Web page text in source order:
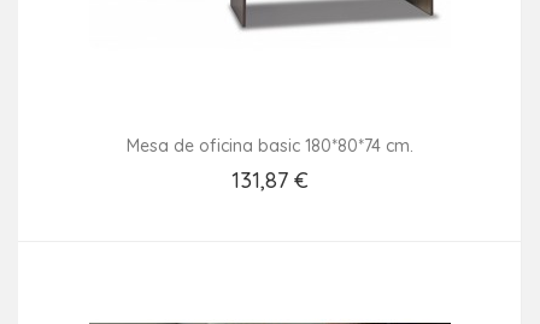
Mesa de oficina basic 180*80*74 cm.
131,87 €